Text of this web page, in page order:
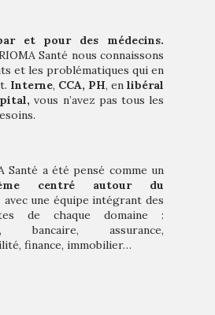
et pour des médecins.
Santé nous connaissons
et les problématiques qui en
Interne, CCA, PH, en libéral
vous n’avez pas tous les
Santé a été pensé comme un
centré autour du
avecune équipe intégrant des
de chaque domaine :
bancaire, assurance,
finance, immobilier…